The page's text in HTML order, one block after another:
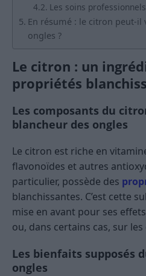
Les soins professionnels
En résumé : le citron peut-il
ongles ?
Le citron : un
propriétés
Les composants du
blancheur des ongles
Le citron est riche en
flavonoïdes et autres
particulier, possède des
blanchissantes. C’est cette
mise en avant pour ses
ou, dans certains cas, sur les
Les bienfaits supposés
ongles